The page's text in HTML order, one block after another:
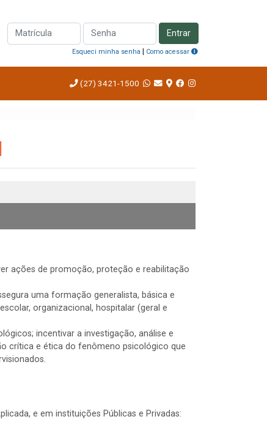
Entrar
Esqueci minha senha | Como acessar
(27) 3421-1500
ações de promoção, proteção e reabilitação
uma formação generalista, básica e
organizacional, hospitalar (geral e
incentivar a investigação, análise e
crítica e ética do fenômeno psicológico que
e em instituições Públicas e Privadas: